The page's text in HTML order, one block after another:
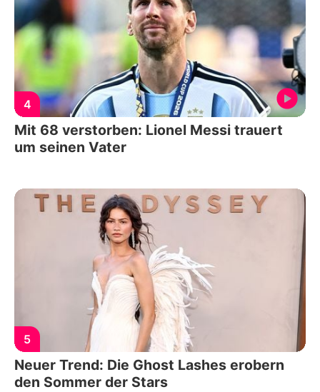
4
Mit 68 verstorben: Lionel Messi trauert
um seinen Vater
5
Neuer Trend: Die Ghost Lashes erobern
den Sommer der Stars